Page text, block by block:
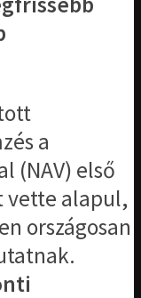
a
(NAV) első
vette alapul,
országosan